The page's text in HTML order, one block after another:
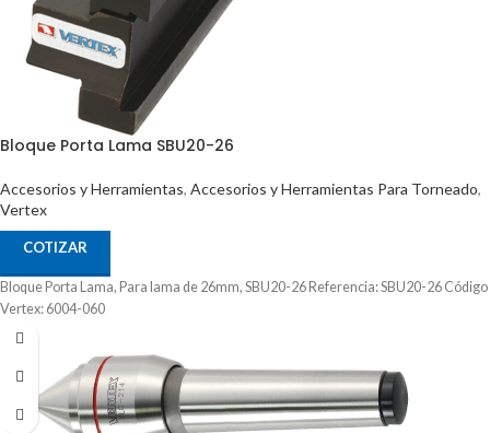
Bloque Porta Lama SBU20-26
Accesorios y Herramientas, Accesorios y Herramientas Para Torneado,
Vertex
COTIZAR
Bloque Porta Lama, Para lama de 26mm, SBU20-26 Referencia: SBU20-26 Código
Vertex: 6004-060